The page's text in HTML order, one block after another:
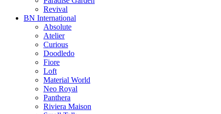
Revival
BN International
Absolute
Atelier
Curious
Doodledo
Fiore
Loft
Material World
Neo Royal
Panthera
Riviera Maison